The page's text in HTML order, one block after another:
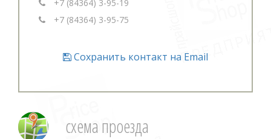
+7 (84364) 3-95-19
+7 (84364) 3-95-75
Сохранить контакт на Email
схема проезда